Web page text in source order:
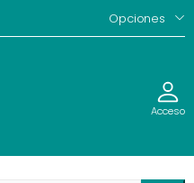
Opciones
Acceso